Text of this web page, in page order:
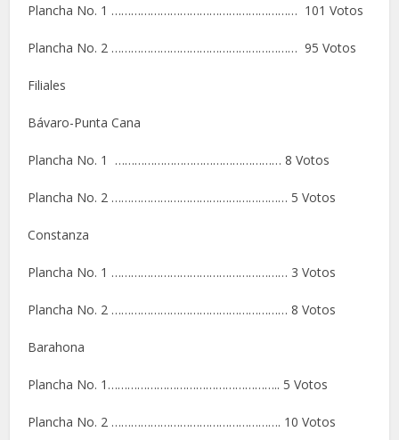
Plancha No. 1 ………………………………………………… 101 Votos
Plancha No. 2 ………………………………………………… 95 Votos
Filiales
Bávaro-Punta Cana
Plancha No. 1 …………………………………………… 8 Votos
Plancha No. 2 ……………………………………………… 5 Votos
Constanza
Plancha No. 1 ……………………………………………… 3 Votos
Plancha No. 2 ……………………………………………… 8 Votos
Barahona
Plancha No. 1…………………………………………….. 5 Votos
Plancha No. 2 ……………………………………………. 10 Votos